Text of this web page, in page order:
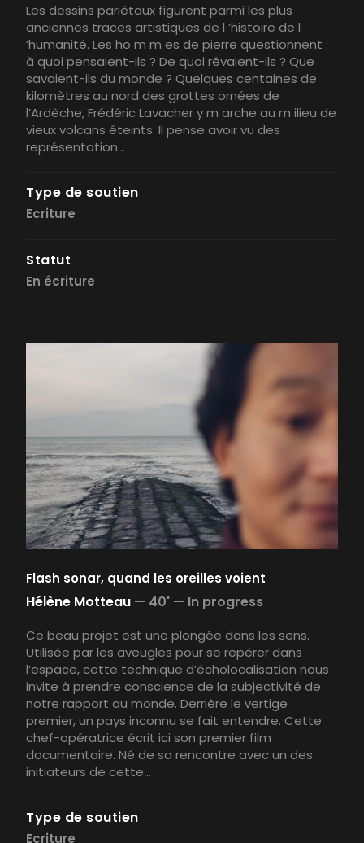
Les dessins pariétaux figurent parmi les plus
anciennes traces artistiques de l ’histoire de l
’humanité. Les ho m m es de pierre questionnent :
à quoi pensaient-ils ? De quoi rêvaient-ils ? Que
savaient-ils du monde ? Quelques centaines de
kilomètres au nord des grottes ornées de
l’Ardèche, Frédéric Lavacher y m arche au m ilieu de
vieux volcans éteints. Il pense avoir vu des
représentation...
Type de soutien
Ecriture
Statut
En écriture
Flash sonar, quand les oreilles voient
Hélène Motteau — 40' — In progress
Ce beau projet est une plongée dans les sens.
Utilisée par les aveugles pour se repérer dans
l’espace, cette technique d’écholocalisation nous
invite à prendre conscience de la subjectivité de
notre rapport au monde. Derrière le vertige
premier, un pays inconnu se fait entendre. Cette
chef-opératrice écrit ici son premier film
documentaire. Né de sa rencontre avec un des
initiateurs de cette...
Type de soutien
Ecriture